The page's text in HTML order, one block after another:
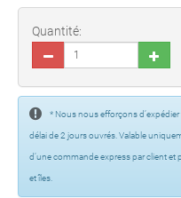
* Nous nous efforçons
délai de 2 jours ouvrés. Valable
d’une commande express par client et
et îles.
Quantité: